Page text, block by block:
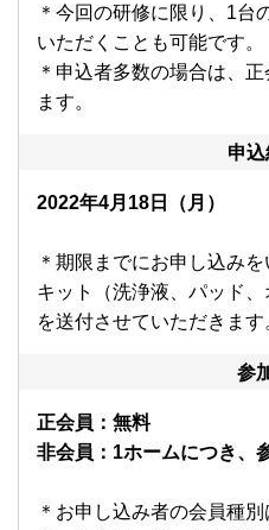
＊今回の研修に限り、1台
いただくことも可能です。
＊申込者多数の場合は、
ます。
申込
2022年4月18日（月）
＊期限までにお申し込み
キット（洗浄液、パッド、
を送付させていただきます
参
正会員：無料
非会員：1ホームにつき、
＊お申し込み者の会員種